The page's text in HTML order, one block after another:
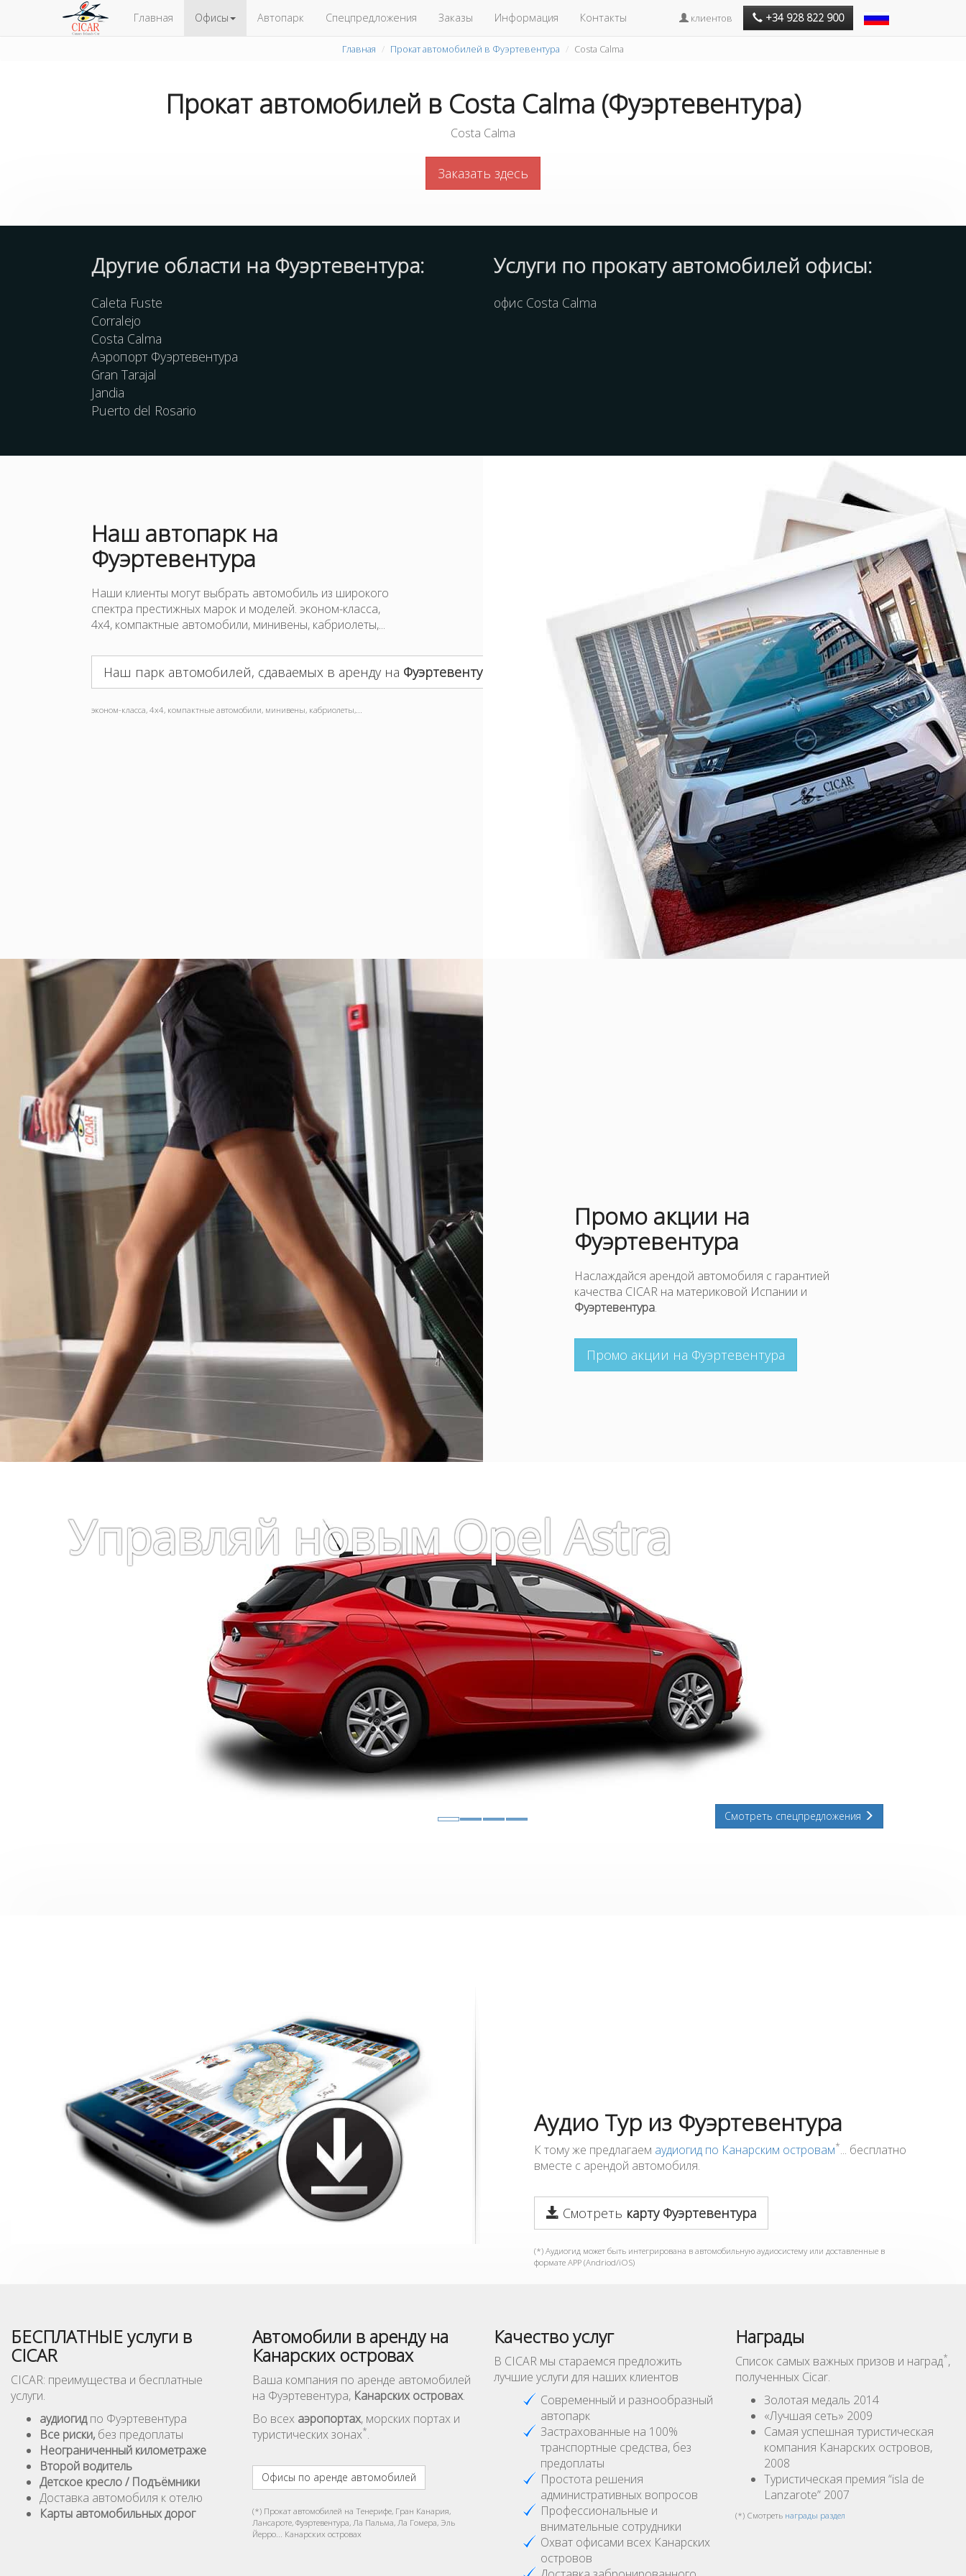
Главная Офисы Автопарк Спецпредложения Заказы Информация Контакты клиентов +34 928 822 900
Главная Прокат автомобилей в Фуэртевентура Costa Calma
Прокат автомобилей в Costa Calma (Фуэртевентура)
Costa Calma
Заказать здесь
Услуги по прокату автомобилей офисы:
офис Costa Calma
Другие области на Фуэртевентура:
Caleta Fuste
Corralejo
Costa Calma
Аэропорт Фуэртевентура
Gran Tarajal
Jandia
Puerto del Rosario
Наш автопаркна
Фуэртевентура
Наши клиенты могут выбрать автомобиль из широкого
спектра престижных марок и моделей. эконом-класса,
4x4, компактные автомобили, минивены, кабриолеты,...
Наш парк автомобилей, сдаваемых в аренду на Фуэртевентура
эконом-класса, 4x4, компактные автомобили, минивены, кабриолеты,...
Промо акции на
Фуэртевентура
Наслаждайся арендой автомобиля с гарантией
качества CICAR на материковой Испании и
Фуэртевентура.
Промо акции на Фуэртевентура
Fiat 500 C
Смотреть спецпредложения
Аудио Тур из Фуэртевентура
К тому же предлагаем аудиогид по Канарским островам*... бесплатно
вместе с арендой автомобиля.
Смотреть карту Фуэртевентура
(*) Аудиогид может быть интегрирована в автомобильную аудиосистему или доставленные в
формате APP (Andriod/iOS)
БЕСПЛАТНЫЕ услуги в
CICAR
CICAR: преимущества и бесплатные
услуги.
аудиогидпо Фуэртевентура
Все риски, без предоплаты
Неограниченный километражe
Второй водитель
Детское кресло / Подъёмники
Доставка автомобиля к отелю
Карты автомобильных дорог
Автомобили в аренду на
Канарских островах
Ваша компания по аренде автомобилей
на Фуэртевентура, Канарских островах.
Во всех аэропортах, морских портах и
туристических зонах*.
Офисы по аренде автомобилей
(*) Прокат автомобилей на Тенерифе, Гран Канария,
Лансароте, Фуэртевентура, Ла Пальма, Ла Гомера, Эль
Йерро... Канарских островах
Качество услуг
В CICAR мы стараемся предложить
лучшие услуги для наших клиентов
Современный и разнообразный
автопарк
Застрахованные на 100%
транспортные средства, без
предоплаты
Простота решения
административных вопросов
Профессиональные и
внимательные сотрудники
Охват офисами всех Канарских
островов
Награды
Список самых важных призов и наград*,
полученных Cicar.
Золотая медаль 2014
«Лучшая сеть» 2009
Самая успешная туристическая
компания Канарских островов,
2008
Туристическая премия “isla de
Lanzarote” 2007
(*) Смотреть награды раздел